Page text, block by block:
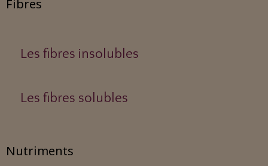
Fibres
Les fibres insolubles
Les fibres solubles
Nutriments